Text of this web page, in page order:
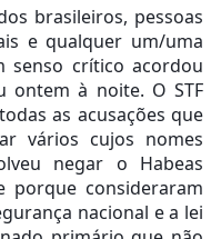
e qualquer um/uma
senso crítico acordou
ontem à noite. O STF
as acusações que
vários cujos nomes
negar o Habeas
porque consideraram
nacional e a lei